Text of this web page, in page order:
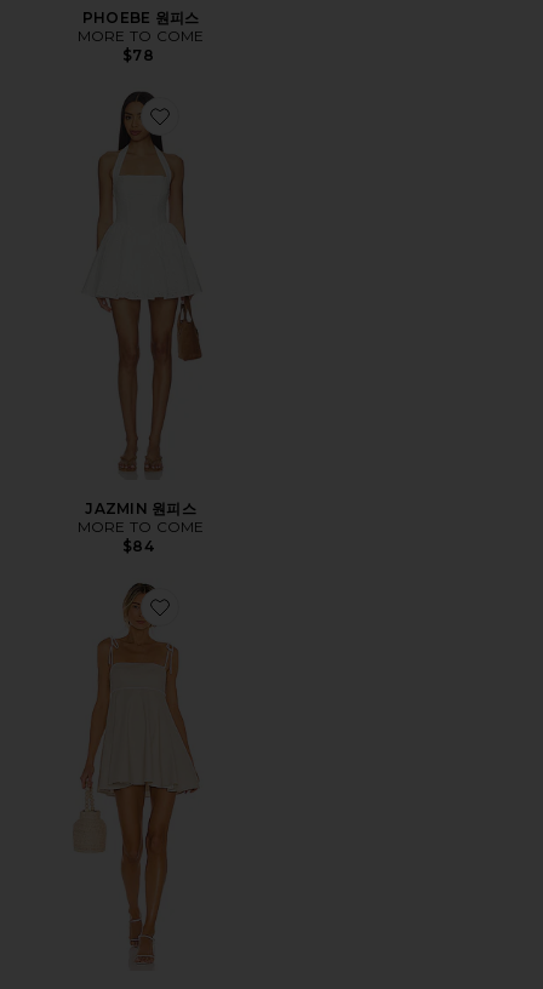
PHOEBE 원피스
MORE TO COME
$78
Favorite JAZMIN 원피스
JAZMIN 원피스
MORE TO COME
$84
Favorite LUCY 미니 원피스